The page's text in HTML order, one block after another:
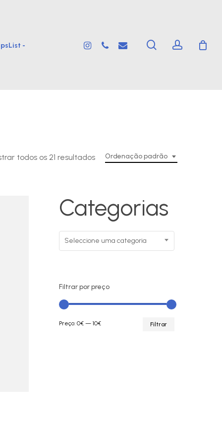
- instagram
phone email searchaccount
Ordenação padrão
todos os 21 resultados
Categorias
Seleccione uma categoria
Filtrar por preço
Filtrar
Preço:0€ —10€